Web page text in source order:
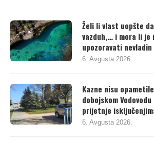
Želi li vlast uopšte
vazduh,… i mora li je
upozoravati
6. Avgusta 2026.
Kazne nisu
dobojskom
prijetnje
6. Avgusta 2026.